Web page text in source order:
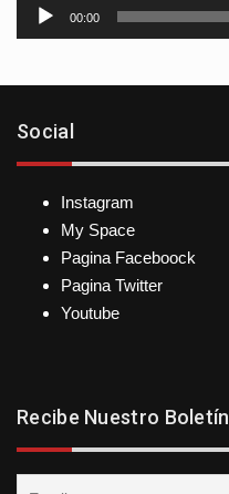
00:00
Social
Instagram
My Space
Pagina Faceboock
Pagina Twitter
Youtube
Recibe Nuestro Boletín